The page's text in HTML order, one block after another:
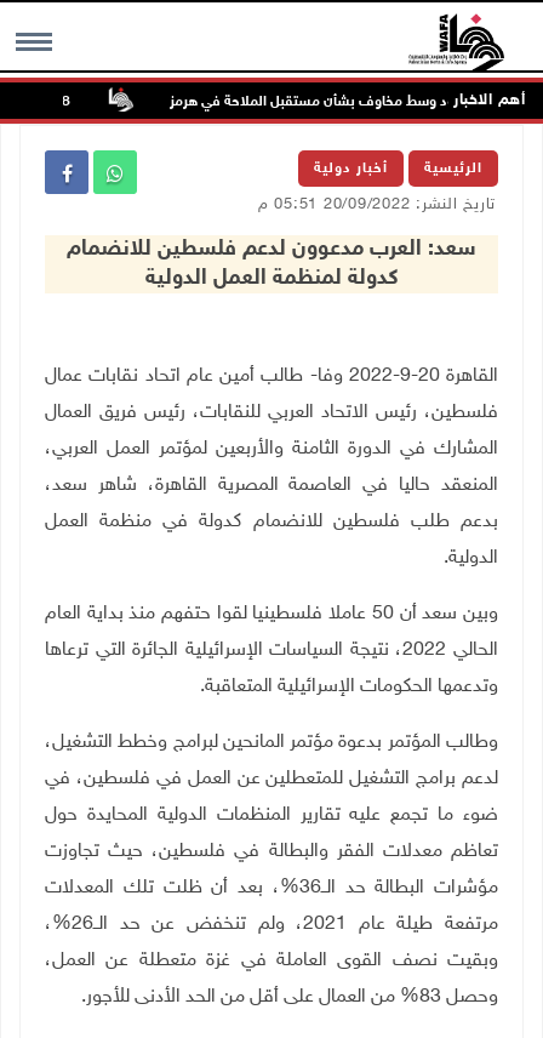
MENU أهم الاخبار
تواصل الصعود وسط مخاوف بشأن مستقبل الملاحة في هرمز
الرئيسية أخبار دولية
تاريخ النشر: 20/09/2022 05:51 م
سعد: العرب مدعوون لدعم فلسطين للانضمام
كدولة لمنظمة العمل الدولية
القاهرة 20-9-2022 وفا- طالب أمين عام اتحاد نقابات عمال
فلسطين، رئيس الاتحاد العربي للنقابات، رئيس فريق العمال
المشارك في الدورة الثامنة والأربعين لمؤتمر العمل العربي،
المنعقد حاليا في العاصمة المصرية القاهرة، شاهر سعد،
بدعم طلب فلسطين للانضمام كدولة في منظمة العمل
الدولية.
وبين سعد أن 50 عاملا فلسطينيا لقوا حتفهم منذ بداية العام
الحالي 2022، نتيجة السياسات الإسرائيلية الجائرة التي ترعاها
وتدعمها الحكومات الإسرائيلية المتعاقبة.
وطالب المؤتمر بدعوة مؤتمر المانحين لبرامج وخطط التشغيل،
لدعم برامج التشغيل للمتعطلين عن العمل في فلسطين، في
ضوء ما تجمع عليه تقارير المنظمات الدولية المحايدة حول
تعاظم معدلات الفقر والبطالة في فلسطين، حيث تجاوزت
مؤشرات البطالة حد الــ36%، بعد أن ظلت تلك المعدلات
مرتفعة طيلة عام 2021، ولم تنخفض عن حد الــ26%،
وبقيت نصف القوى العاملة في غزة متعطلة عن العمل،
وحصل 83% من العمال على أقل من الحد الأدنى للأجور
.